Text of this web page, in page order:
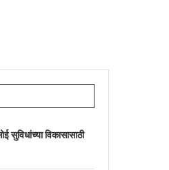
सुविधांच्या विकासासाठी